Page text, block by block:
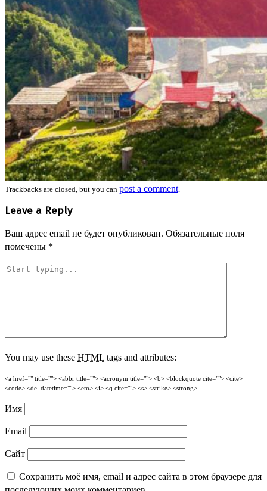
Trackbacks are closed, but you can post a comment.
Leave a Reply
Ваш адрес email не будет опубликован. Обязательные поля
помечены *
You may use these HTML tags and attributes:
<a href="" title=""> <abbr title=""> <acronym title=""> <b> <blockquote cite=""> <cite>
<code> <del datetime=""> <em> <i> <q cite=""> <s> <strike> <strong>
Имя
Email
Сайт
Сохранить моё имя, email и адрес сайта в этом браузере для